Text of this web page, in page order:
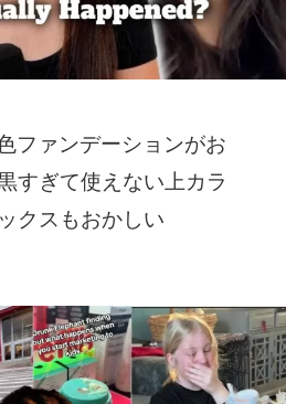
ファンデーションがお
すぎて使えない上カラ
クスもおかしい